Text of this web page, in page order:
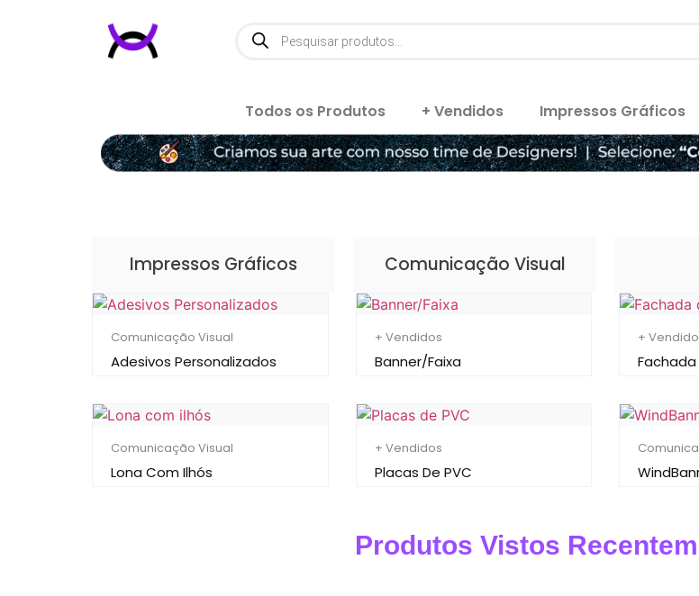
Todos os Produtos + Vendidos Impressos Gráficos
Impressos Gráficos Comunicação Visual
Comunicação Visual
Adesivos Personalizados
+ Vendidos
Banner/Faixa
+
Fachada
Comunicação Visual
Lona Com Ilhós
+ Vendidos
Placas De PVC
Produtos Vistos